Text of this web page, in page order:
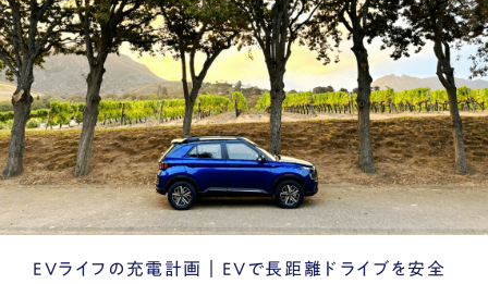
EVライフの充電計画｜EVで長距離ドライブを安全